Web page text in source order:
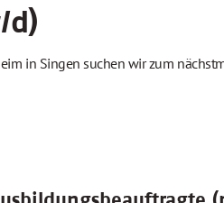
d)
in Singen suchen wir zum